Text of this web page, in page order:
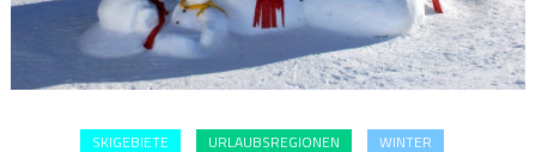
SKIGEBIETE URLAUBSREGIONEN WINTER